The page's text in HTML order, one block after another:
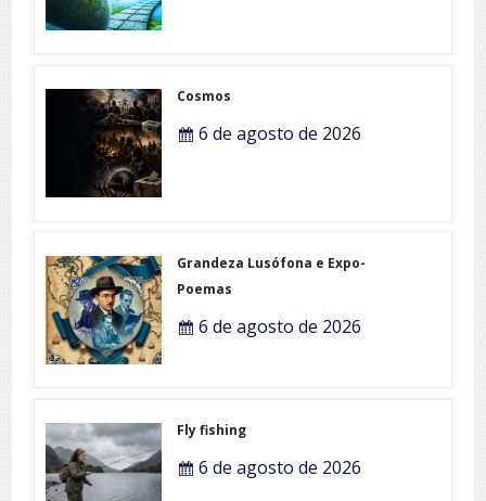
Cosmos
6 de agosto de 2026
Grandeza Lusófona e Expo-
Poemas
6 de agosto de 2026
Fly fishing
6 de agosto de 2026